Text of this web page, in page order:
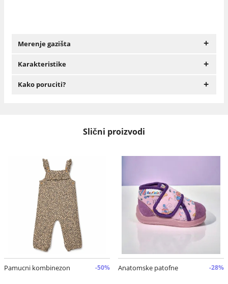
Merenje gazišta +
Karakteristike +
Kako poruciti? +
Slični proizvodi
Pamucni kombinezon -50% Anatomske patofne -28%